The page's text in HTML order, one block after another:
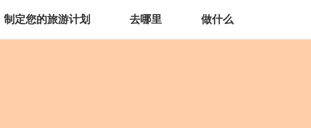
制定您的旅游计划 去哪里 做什么